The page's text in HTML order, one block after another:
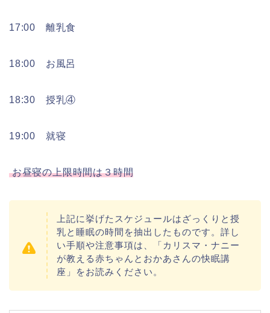
17:00 離乳食
18:00 お風呂
18:30 授乳④
19:00 就寝
お昼寝の上限時間は３時間
上記に挙げたスケジュールはざっくりと授
乳と睡眠の時間を抽出したものです。 詳し
い手順や注意事項は、「カリスマ・ナニー
が教える赤ちゃんとおかあさんの快眠講
座」をお読みください。